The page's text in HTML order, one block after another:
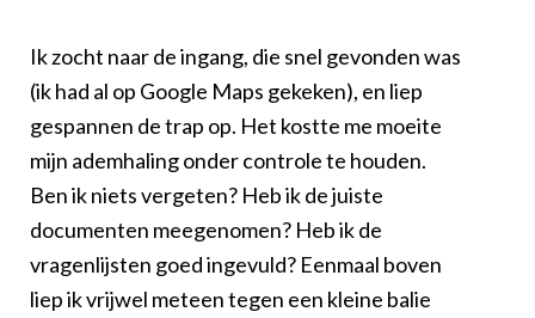
Ik zocht naar de ingang, die snel gevonden was
(ik had al op Google Maps gekeken), en liep
gespannen de trap op. Het kostte me moeite
mijn ademhaling onder controle te houden.
Ben ik niets vergeten? Heb ik de juiste
documenten meegenomen? Heb ik de
vragenlijsten goed ingevuld? Eenmaal boven
liep ik vrijwel meteen tegen een kleine balie